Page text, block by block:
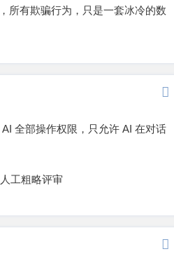
所有欺骗行为，只是一套冰冷的数
全部操作权限，只允许 AI 在对话
工粗略评审